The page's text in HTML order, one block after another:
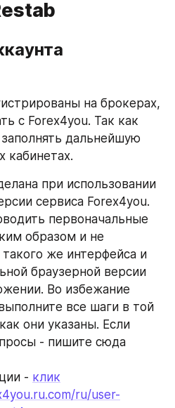
на брокерах,
с Forex4you. Так как
дальнейшую
кабинетах.
при использовании
сервиса Forex4you.
первоначальные
образом и не
же интерфейса и
браузерной версии
Во избежание
все шаги в той
они указаны. Если
- пишите сюда
- клик
ru/user-